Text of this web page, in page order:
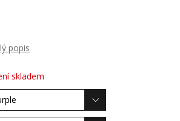
popis
skladem